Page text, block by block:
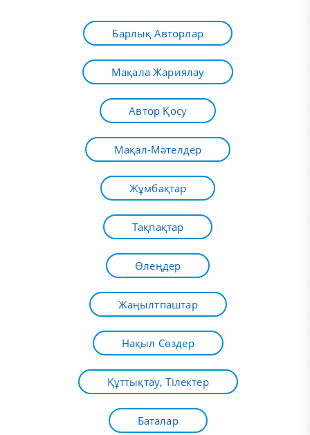
Барлық Авторлар
Мақала Жариялау
Автор Қосу
Мақал-Мәтелдер
Жұмбақтар
Тақпақтар
Өлеңдер
Жаңылтпаштар
Нақыл Сөздер
Құттықтау, Тілектер
Баталар